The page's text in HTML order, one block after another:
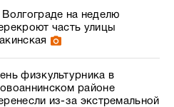
Волгограде на неделю
часть улицы
физкультурника в
районе
из-за экстремальной